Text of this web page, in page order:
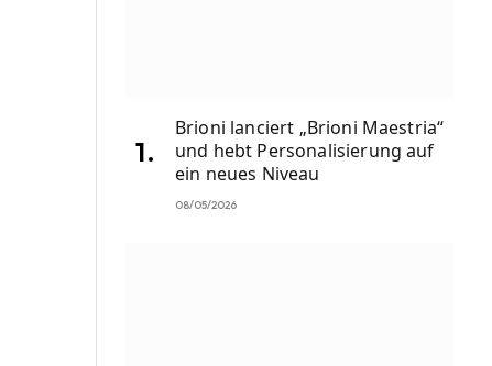
Brioni lanciert „Brioni Maestria“
und hebt Personalisierung auf
ein neues Niveau
08/05/2026